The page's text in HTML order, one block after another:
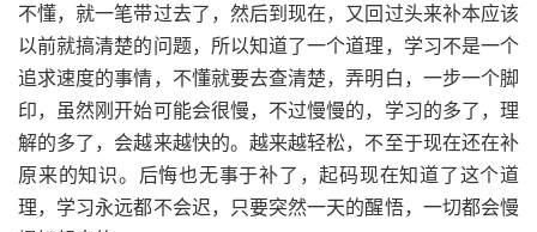
不懂，就一笔带过去了，然后到现在，又回过头来补本应该
以前就搞清楚的问题，所以知道了一个道理，学习不是一个
追求速度的事情，不懂就要去查清楚，弄明白，一步一个脚
印，虽然刚开始可能会很慢，不过慢慢的，学习的多了，理
解的多了，会越来越快的。越来越轻松，不至于现在还在补
原来的知识。后悔也无事于补了，起码现在知道了这个道
理，学习永远都不会迟，只要突然一天的醒悟，一切都会慢